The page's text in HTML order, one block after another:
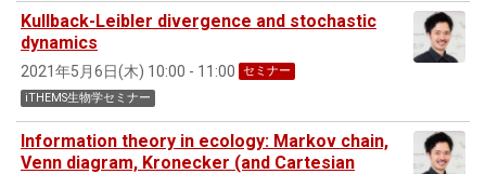
Kullback-Leibler divergence and stochastic
dynamics
2021年5月6日(木) 10:00 - 11:00
セミナー
iTHEMS生物学セミナー
Information theory in ecology: Markov chain,
Venn diagram, Kronecker (and Cartesian